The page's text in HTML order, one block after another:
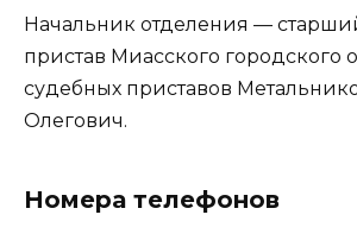
Начальник отделения —
пристав Миасского городского
судебных приставов
Олегович.
Номера телефонов